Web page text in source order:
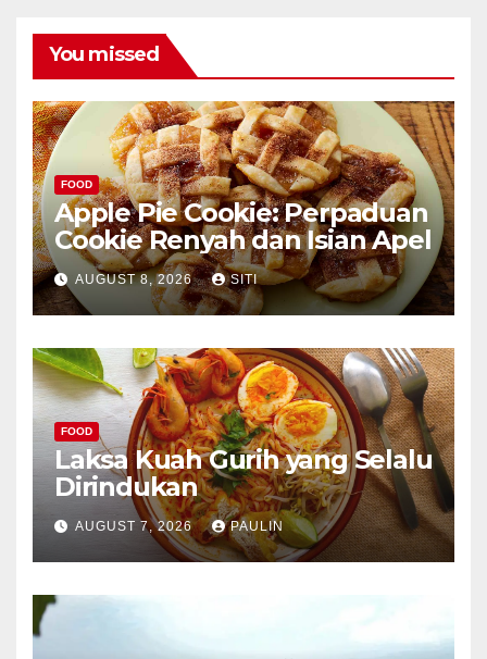
You missed
FOOD
Apple Pie Cookie: Perpaduan
Cookie Renyah dan Isian Apel
AUGUST 8, 2026 SITI
FOOD
Laksa Kuah Gurih yang Selalu
Dirindukan
AUGUST 7, 2026 PAULIN